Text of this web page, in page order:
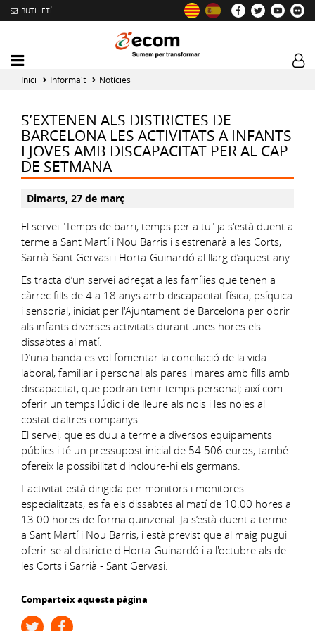
BUTLLETÍ
Mobile
menu
toggler
Inici Informa't Notícies
S’EXTENEN ALS DISTRICTES DE
BARCELONA LES ACTIVITATS A INFANTS
I JOVES AMB DISCAPACITAT PER AL CAP
DE SETMANA
Dimarts, 27 de març
El servei "Temps de barri, temps per a tu" ja s'està duent a
terme a Sant Martí i Nou Barris i s'estrenarà a les Corts,
Sarrià-Sant Gervasi i Horta-Guinardó al llarg d’aquest any.
Es tracta d’un servei adreçat a les famílies que tenen a
càrrec fills de 4 a 18 anys amb discapacitat física, psíquica
i sensorial, iniciat per l'Ajuntament de Barcelona per obrir
als infants diverses activitats durant unes hores els
dissabtes al matí.
D’una banda es vol fomentar la conciliació de la vida
laboral, familiar i personal als pares i mares amb fills amb
discapacitat, que podran tenir temps personal; així com
oferir un temps lúdic i de lleure als nois i les noies al
costat d'altres companys.
El servei, que es duu a terme a diversos equipaments
públics i té un pressupost inicial de 54.506 euros, també
ofereix la possibilitat d'incloure-hi els germans.
L'activitat està dirigida per monitors i monitores
especialitzats, es fa els dissabtes al matí de 10.00 hores a
13.00 hores de forma quinzenal. Ja s’està duent a terme
a Sant Martí i Nou Barris, i està previst que al maig pugui
oferir-se al districte d'Horta-Guinardó i a l'octubre als de
les Corts i Sarrià - Sant Gervasi.
Comparteix aquesta pàgina